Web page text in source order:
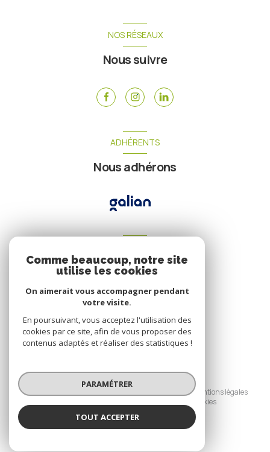
NOS RÉSEAUX
Nous suivre
ADHÉRENTS
Nous adhérons
Espace propriétaire
© 2026 | Tous droits réservés
Mentions légales
Cookies
Comme beaucoup, notre site
utilise les cookies
On aimerait vous accompagner pendant
votre visite.
En poursuivant, vous acceptez l'utilisation des
cookies par ce site, afin de vous proposer des
contenus adaptés et réaliser des statistiques !
PARAMÉTRER
TOUT ACCEPTER